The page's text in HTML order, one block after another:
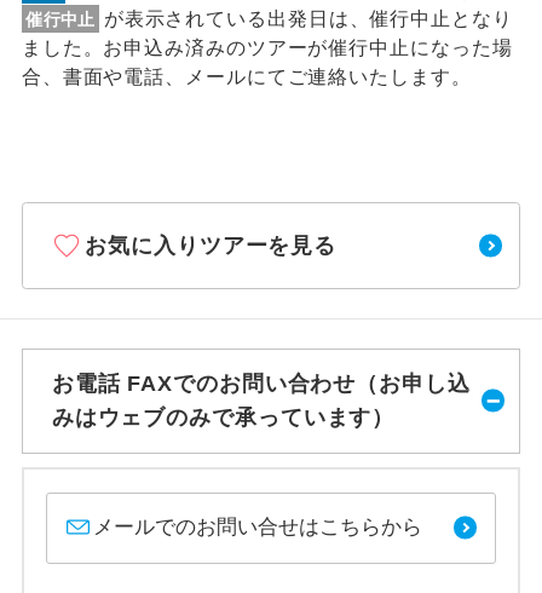
催行中止
が表示されている出発日は、催行中止となり
ました。お申込み済みのツアーが催行中止になった場
合、書面や電話、メールにてご連絡いたします。
お気に入りツアーを見る
お電話 FAXでのお問い合わせ（お申し込
みはウェブのみで承っています）
メールでのお問い合せはこちらから